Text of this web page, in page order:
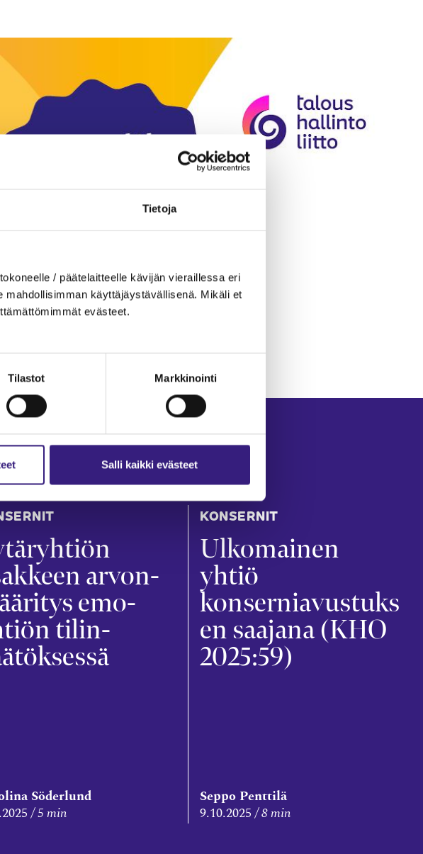
Tietoja
/ päätelaitteelle kävijän vieraillessa eri
käyttäjäystävällisenä. Mikäli et
evästeet.
Tilastot Markkinointi
Salli kaikki evästeet
arvon­
emo­
tilin­
Söderlund
5 min
KONSERNIT
Ulkomainen
yhtiö
konserniavustuks
en saajana (KHO
2025:59)
Seppo Penttilä
9.10.2025
8 min